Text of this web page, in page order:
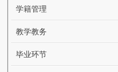
学籍管理
教学教务
毕业环节